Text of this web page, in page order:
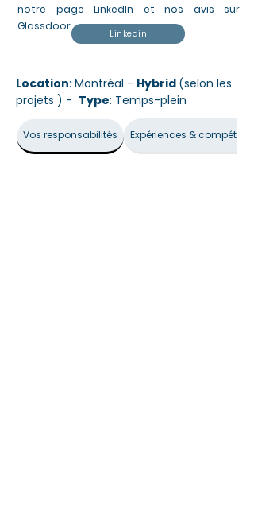
notre page LinkedIn et nos avis sur
Glassdoor.
Linkedin
Location: Montréal - Hybrid (selon les
projets ) - Type: Temps-plein
Vos responsabilités Expériences &